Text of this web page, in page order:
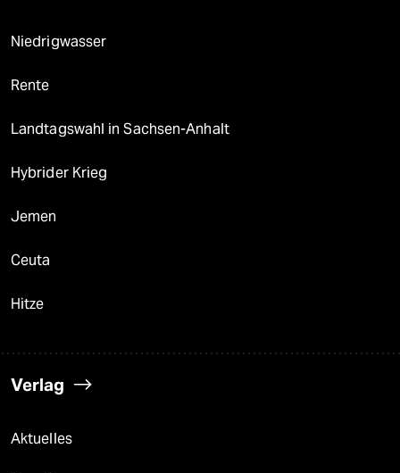
Niedrigwasser
Rente
Landtagswahl in Sachsen-Anhalt
Hybrider Krieg
Jemen
Ceuta
Hitze
Verlag
Aktuelles